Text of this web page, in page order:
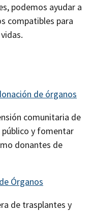
podemos ayudar a
compatibles para
de órganos
comunitaria de
y fomentar
donantes de
Órganos
de trasplantes y